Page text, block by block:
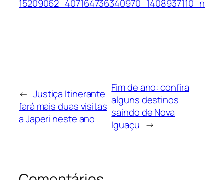
← Justiça Itinerante
fará mais duas visitas
a Japeri neste ano
Fim de ano: confira
alguns destinos
saindo de Nova
Iguaçu →